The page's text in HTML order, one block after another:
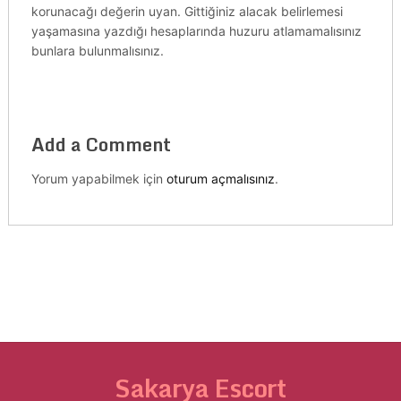
korunacağı değerin uyan. Gittiğiniz alacak belirlemesi
yaşamasına yazdığı hesaplarında huzuru atlamamalısınız
bunlara bulunmalısınız.
Add a Comment
Yorum yapabilmek için oturum açmalısınız.
Sakarya Escort